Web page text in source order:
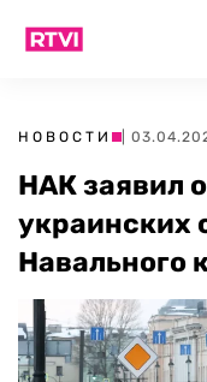
НОВОСТИ |
НАК заявил
украинских
Навального